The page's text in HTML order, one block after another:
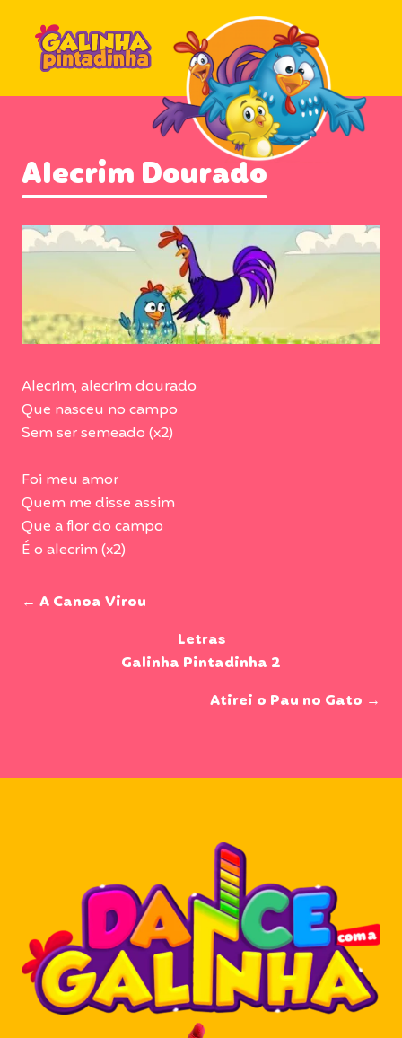
Alecrim Dourado
Alecrim, alecrim dourado
Que nasceu no campo
Sem ser semeado (x2)
Foi meu amor
Quem me disse assim
Que a flor do campo
É o alecrim (x2)
← A Canoa Virou
Letras
Galinha Pintadinha 2
Atirei o Pau no Gato →